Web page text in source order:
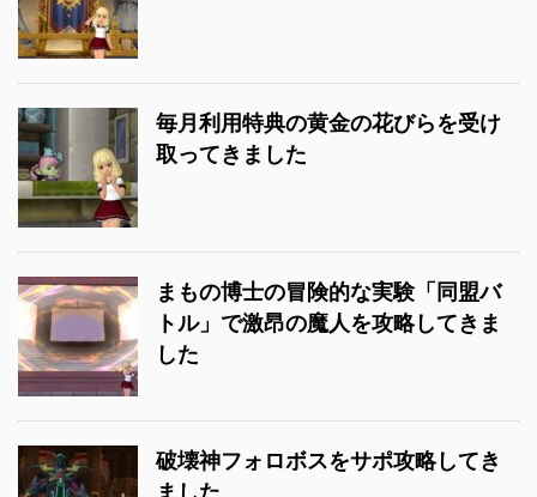
毎月利用特典の黄金の花びらを受け
取ってきました
まもの博士の冒険的な実験「同盟バ
トル」で激昂の魔人を攻略してきま
した
破壊神フォロボスをサポ攻略してき
ました